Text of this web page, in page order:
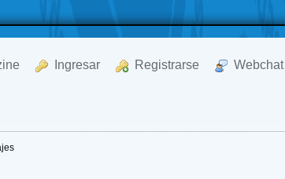
Ingresar Registrarse Webchat